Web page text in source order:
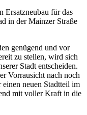
Ersatzneubau für das
in der Mainzer Straße
genügend und vor
zu stellen, wird sich
Stadt entscheiden.
Vorrausicht nach noch
neuen Stadtteil im
mit voller Kraft in die